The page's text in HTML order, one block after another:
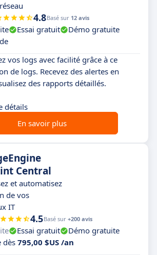
4.8Basé sur 12 avis
Essai gratuit
Démo gratuite
vos logs avec facilité grâce à ce
de logs. Recevez des alertes en
des rapports détaillés.
détails
En savoir plus
Central
et automatisez
de vos
IT
4.5Basé sur +200 avis
Essai gratuit
Démo gratuite
dès795,00 $US /an